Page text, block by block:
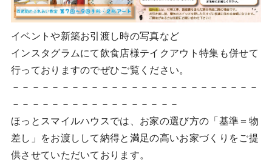
イベントや新築お引渡し時の写真など
インスタグラムにて飲食店様テイクアウト特集も併せて
行っておりますのでぜひご覧ください。
－－－－－－－－－－－－－－－－－－－－－－－－－
－－－－－－－－－－－－－－－－－
ほっとスマイルハウスでは、お家の選び方の「基準＝物
差し」をお渡しして納得と満足の高いお家づくりをご提
供させていただいております。